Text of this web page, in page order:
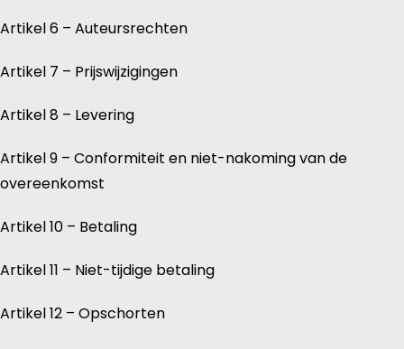
Artikel 6 – Auteursrechten
Artikel 7 – Prijswijzigingen
Artikel 8 – Levering
Artikel 9 – Conformiteit en niet-nakoming van de
overeenkomst
Artikel 10 – Betaling
Artikel 11 – Niet-tijdige betaling
Artikel 12 – Opschorten